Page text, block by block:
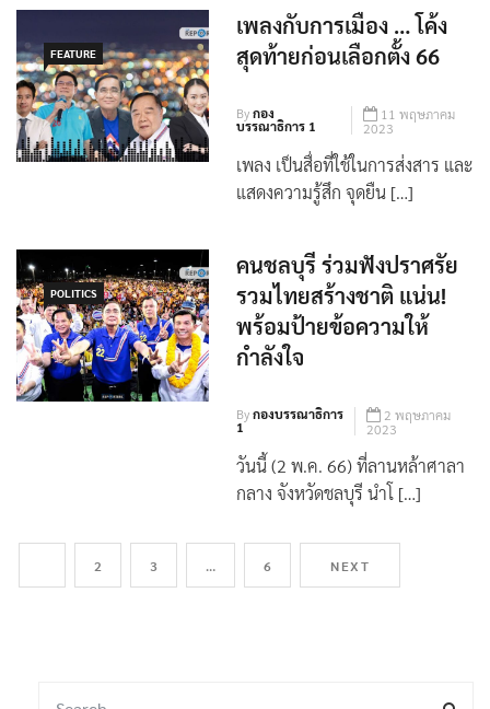
FEATURE
เพลงกับการเมือง … โค้ง
สุดท้ายก่อนเลือกตั้ง 66
Byกอง
บรรณาธิการ 1
11 พฤษภาคม
2023
เพลง เป็นสื่อที่ใช้ในการส่งสาร และ
POLITICS
คนชลบุรี ร่วมฟังปราศรัย
รวมไทยสร้างชาติ แน่น!
พร้อมป้ายข้อความให้
กำลังใจ
Byกองบรรณาธิการ
1
2 พฤษภาคม
2023
วันนี้ (2 พ.ค. 66) ที่ลานหล้าศาลา
กลาง จังหวัดชลบุรี นำโ […]